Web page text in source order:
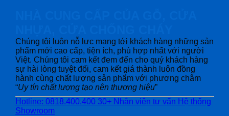
Chúng tôi luôn nỗ lực mang tới khách hàng những sản
phẩm mới cao cấp, tiện ích, phù hợp nhất với người
Việt. Chúng tôi cam kết đem đến cho quý khách hàng
sự hài lòng tuyệt đối, cam kết giá thành luôn đồng
hành cùng chất lượng sản phẩm với phương châm
“Uy tín chất lượng tạo nên thương hiệu”
Hotline: 0818.400.400 30+ Nhân viên tư vấn Hệ thống
Showroom